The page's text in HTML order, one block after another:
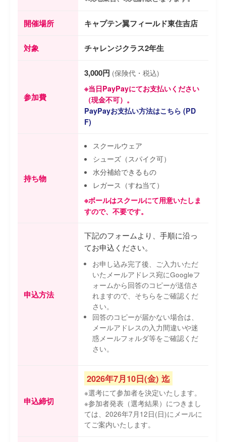
開催場所 キャプテン翼フィールド東住吉店
対象 チャレンジクラス2年生
参加費
3,000円 (保険代・税込)
※当日PayPayにてお支払いください
（現金不可）。
PayPayお支払い方法はこちら (PD
F)
持ち物
スクールウェア
シューズ（スパイク可）
水分補給できるもの
レガース（すね当て）
※ボールはスクールにて用意いたしま
すので、不要です。
申込方法
下記のフォームより、手順に沿っ
てお申込ください。
お申し込み完了後、ご入力いただ
いたメールアドレス宛にGoogleフ
ォームから回答のコピーが送信さ
れますので、そちらをご確認くだ
さい。
回答のコピーが届かない場合は、
メールアドレスの入力間違いや迷
惑メールフォルダ等をご確認くだ
さい。
申込締切
2026年7月10日(金) 迄
※選考にて参加者を決定いたします。
※参加者発表（選考結果）につきまし
ては、2026年7月12日(日)にメールに
てご案内いたします。